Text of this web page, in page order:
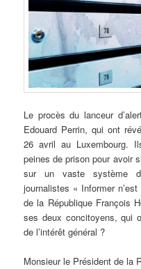
Le procès du lanceur
Edouard Perrin, qui ont
26 avril au Luxembourg.
peines de prison pour avoir
sur un vaste système
journalistes « Informer
de la République François
ses deux concitoyens, qui
de l’intérêt général ?
Monsieur le Président de la